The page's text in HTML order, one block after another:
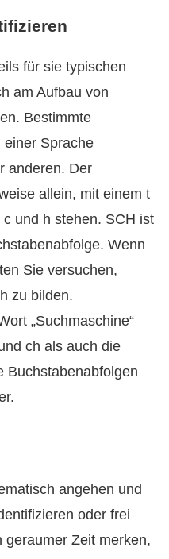
für sie typischen
am Aufbau von
Bestimmte
einer Sprache
anderen. Der
allein, mit einem t
und h stehen. SCH ist
Wenn
Sie versuchen,
zu bilden.
„Suchmaschine“
ch als auch die
Buchstabenabfolgen
angehen und
oder frei
Zeit merken,